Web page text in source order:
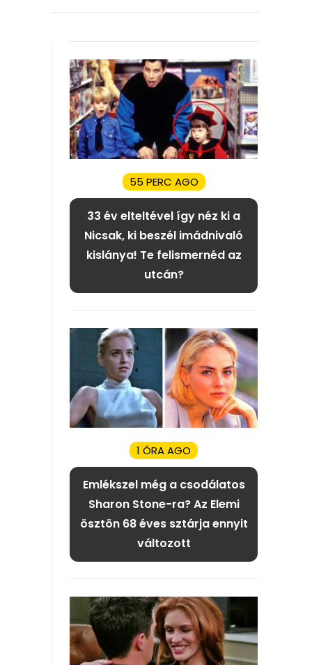
55 PERC AGO
33 év elteltével így néz ki a
Nicsak, ki beszél imádnivaló
kislánya! Te felismernéd az
utcán?
1 ÓRA AGO
Emlékszel még a csodálatos
Sharon Stone-ra? Az Elemi
ösztön 68 éves sztárja ennyit
változott